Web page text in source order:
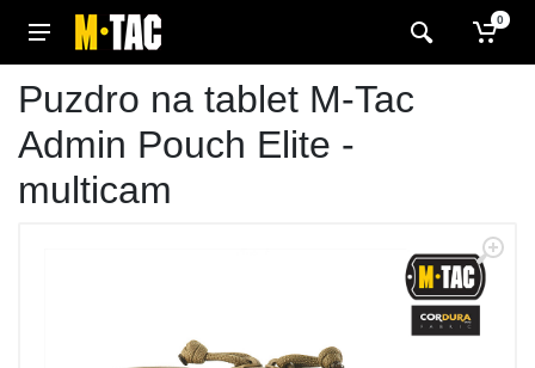
0
Puzdro na tablet M-Tac
Admin Pouch Elite -
multicam